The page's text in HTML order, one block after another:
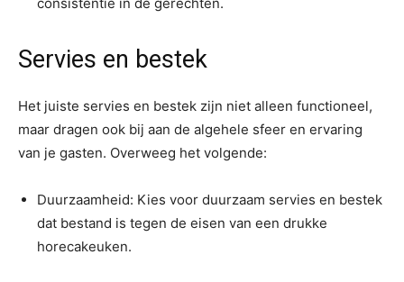
Servies en bestek
Het juiste servies en bestek zijn niet alleen functioneel,
maar dragen ook bij aan de algehele sfeer en ervaring
van je gasten. Overweeg het volgende:
Duurzaamheid: Kies voor duurzaam servies en bestek
dat bestand is tegen de eisen van een drukke
horecakeuken.